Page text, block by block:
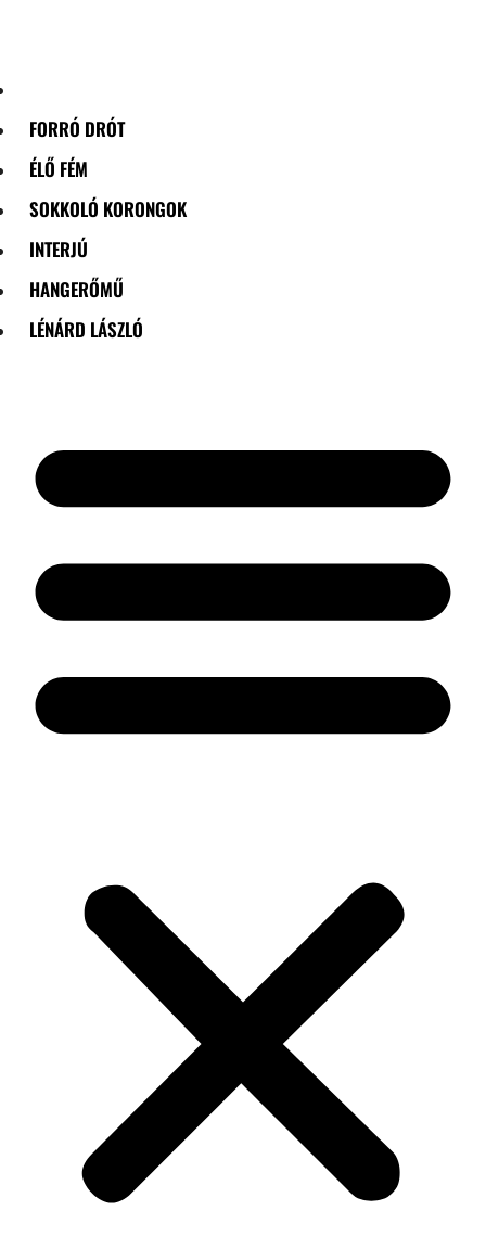
content
FORRÓ DRÓT
ÉLŐ FÉM
SOKKOLÓ KORONGOK
INTERJÚ
HANGERŐMŰ
LÉNÁRD LÁSZLÓ